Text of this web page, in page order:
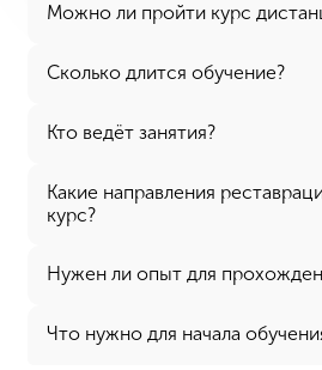
Можно ли пройти курс
Сколько длится обучение?
Кто ведёт занятия?
Какие направления
курс?
Нужен ли опыт для
Что нужно для начала